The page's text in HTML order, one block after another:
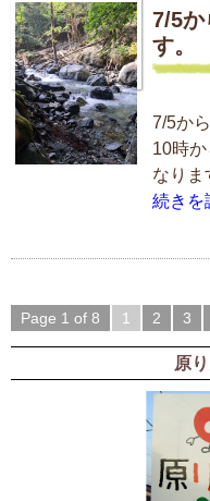
7/5か
す。
7/5か
10時
なり
続きを
Page 1 of 8 1 2 3
原